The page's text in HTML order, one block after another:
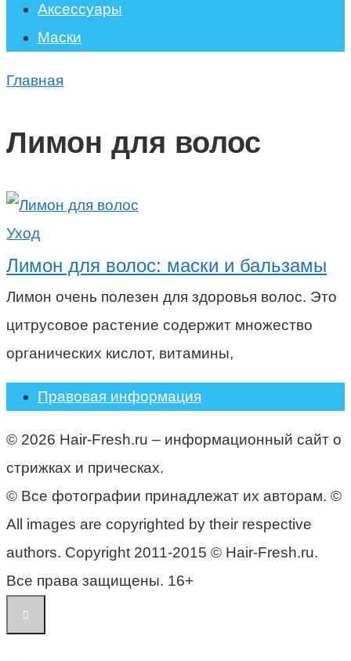
Аксессуары
Маски
Главная
Лимон для волос
Уход
Лимон для волос: маски и бальзамы
Лимон очень полезен для здоровья волос. Это
цитрусовое растение содержит множество
органических кислот, витамины,
Правовая информация
© 2026 Hair-Fresh.ru – информационный сайт о
стрижках и прическах.
© Все фотографии принадлежат их авторам. ©
All images are copyrighted by their respective
authors. Copyright 2011-2015 © Hair-Fresh.ru.
Все права защищены. 16+